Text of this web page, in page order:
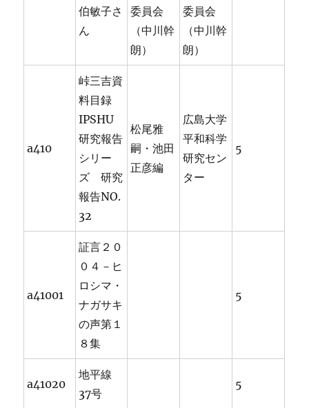
伯敏子さ
ん
委員会
（中川幹
朗）
委員会
（中川幹
朗）
a410
峠三吉資
料目録
IPSHU
研究報告
シリー
ズ 研究
報告NO.
32
松尾雅
嗣・池田
正彦編
広島大学
平和科学
研究セン
ター
5
a41001
証言２０
０４－ヒ
ロシマ・
ナガサキ
の声第１
８集
5
a41020
地平線
37号
5